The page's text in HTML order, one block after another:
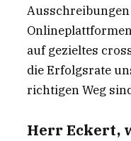
auf gezieltes
die Erfolgsrate
richtigen Weg
Herr Eckert,